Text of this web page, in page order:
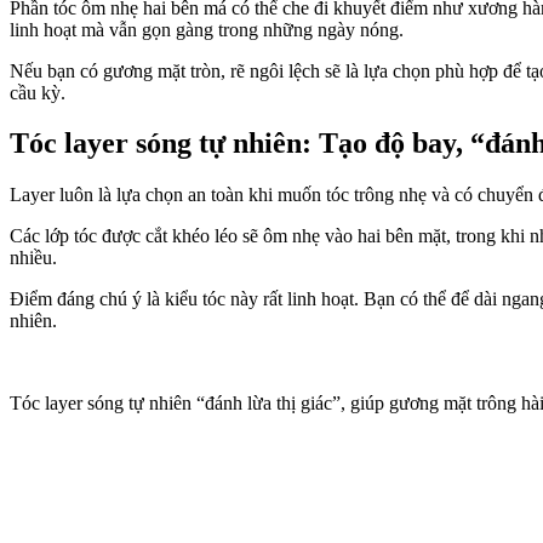
Phần tóc ôm nhẹ hai bên má có thể che đi khuyết điểm như xương
linh hoạt mà vẫn gọn gàng trong những ngày nóng.
Nếu bạn có gương mặt tròn, rẽ ngôi lệch sẽ là lựa chọn phù hợp để
cầu kỳ.
Tóc layer sóng tự nhiên: Tạo độ bay,
Layer luôn là lựa chọn an toàn khi muốn tóc trông nhẹ và có
Các lớp tóc được cắt khéo léo sẽ ôm nhẹ vào hai bên mặt, trong khi
nhiều.
Điểm đáng chú ý là kiểu tóc này rất linh hoạt. Bạn có thể để dài
nhiên.
Tóc layer sóng tự nhiên “đánh lừa thị giác”, giúp gương mặt trông